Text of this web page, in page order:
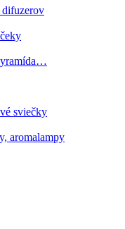
difuzerov
sviečky
aromalampy